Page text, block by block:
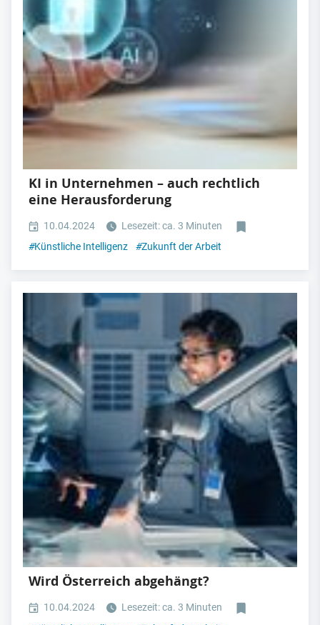
KI in Unternehmen – auch rechtlich
eine Herausforderung
10.04.2024
Lesezeit: ca. 3 Minuten
#Künstliche Intelligenz #Zukunft der Arbeit
Wird Österreich abgehängt?
10.04.2024
Lesezeit: ca. 3 Minuten